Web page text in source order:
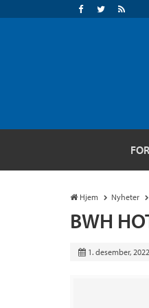
Hjem Nyheter
BWH
1. desember, 2022